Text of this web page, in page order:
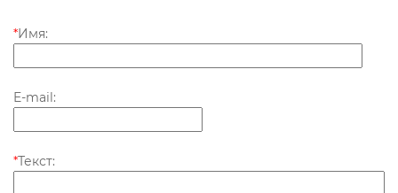
*Имя:
E-mail:
*Текст: